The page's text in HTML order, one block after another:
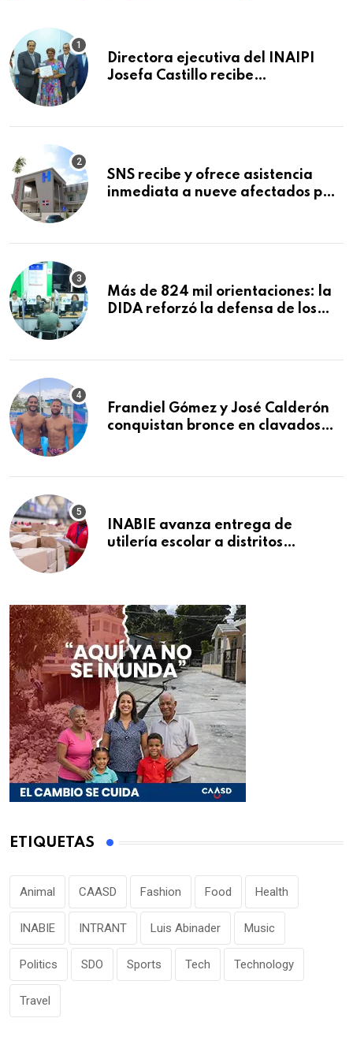
Directora ejecutiva del INAIPI
Josefa Castillo recibe
SNS recibe y ofrece asistencia
inmediata a nueve afectados por
Macorís
Más de 824 mil orientaciones: la
DIDA reforzó la defensa de los
Frandiel Gómez y José Calderón
conquistan bronce en clavados
INABIE avanza entrega de
utilería escolar a distritos
ETIQUETAS
Animal CAASD Fashion Food Health
INABIE INTRANT Luis Abinader Music
Politics SDO Sports Tech Technology
Travel